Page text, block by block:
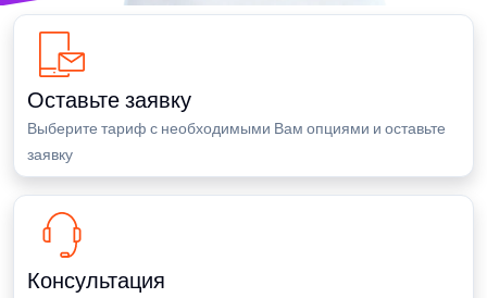
Оставьте заявку
Выберите тариф с необходимыми Вам опциями и оставьте
заявку
Консультация